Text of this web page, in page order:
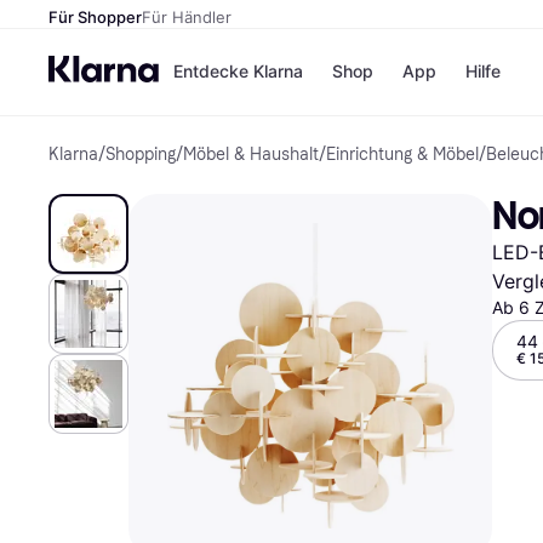
Für ShopperFür Händler
Entdecke Klarna
Zahlungsmethoden
Bezahle in bis zu 30
Tagen
Ratenzahlung
Shop
Shops
H&M
Temu
Alle Shops
App Hilfe
Klarna/Shopping/Möbel & Haushalt/Einrichtung & Möbel /
Ab 6
44
€